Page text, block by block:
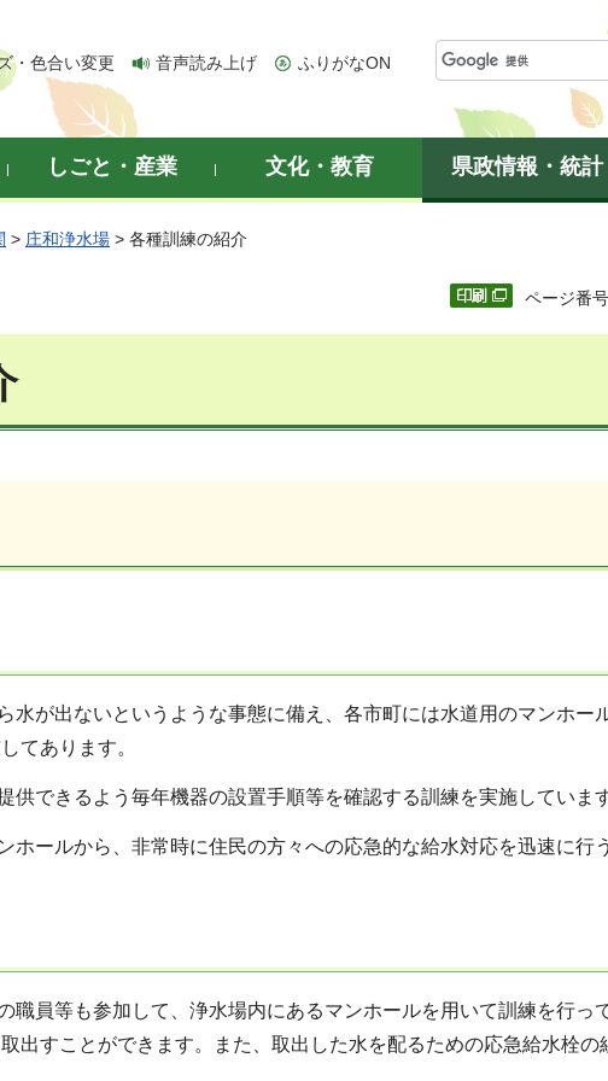
・色合い変更 音声読み上げ ふりがなON
しごと・産業 文化・教育 県政情報・統計
> 庄和浄水場 > 各種訓練の紹介
ページ番
水が出ないというような事態に備え、各市町には水道用のマンホー
てあります。
できるよう毎年機器の設置手順等を確認する訓練を実施しています
ールから、非常時に住民の方々への応急的な給水対応を迅速に行
職員等も参加して、浄水場内にあるマンホールを用いて訓練を行っ
出すことができます。また、取出した水を配るための応急給水栓の